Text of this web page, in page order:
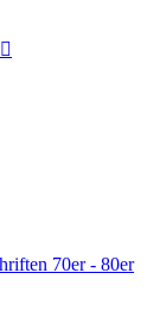

70er - 80er